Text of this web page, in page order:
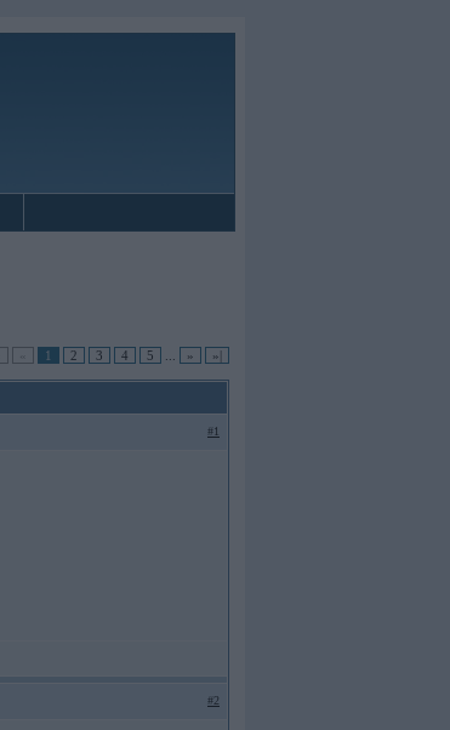
« 1 2 3 4 5 » »|
#1
#2